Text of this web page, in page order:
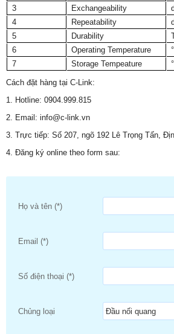
3
Exchangeability
4
Repeatability
5
Durability
6
Operating Temperature
7
Storage Tempeature
Cách đặt hàng tại C-Link:
1. Hotline: 0904.999.815
2. Email: info@c-link.vn
3. Trực tiếp: Số 207, ngõ 192 Lê Trọng Tấn,
4. Đăng ký online theo form sau:
Họ và tên (*)
Email (*)
Số điện thoại (*)
Chủng loại